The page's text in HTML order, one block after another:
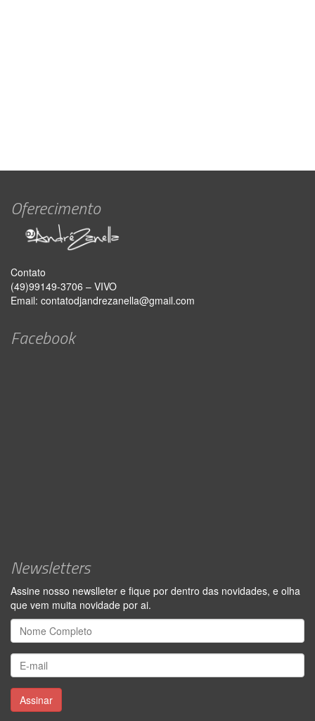
Oferecimento
Contato
(49)99149-3706 – VIVO
Email: contatodjandrezanella@gmail.com
Facebook
Newsletters
Assine nosso newslleter e fique por dentro das novidades, e olha
que vem muita novidade por ai.
Assinar